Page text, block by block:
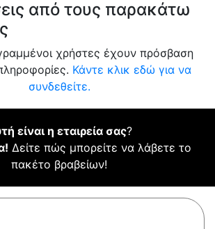
από τους παρακάτω
χρήστες έχουν πρόσβαση
Κάντε κλικ εδώ για να
συνδεθείτε.
είναι η εταιρεία σας?
Δείτε πώς μπορείτε να λάβετε το
πακέτο βραβείων!